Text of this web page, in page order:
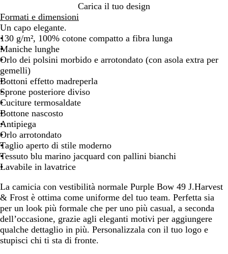
/
B
i
a
n
c
o
Carica il tuo design
Formati e dimensioni
Un capo elegante.
130 g/m², 100% cotone compatto a fibra lunga
Maniche lunghe
Orlo dei polsini morbido e arrotondato (con asola extra per
gemelli)
Bottoni effetto madreperla
Sprone posteriore diviso
Cuciture termosaldate
Bottone nascosto
Antipiega
Orlo arrotondato
Taglio aperto di stile moderno
Tessuto blu marino jacquard con pallini bianchi
Lavabile in lavatrice
La camicia con vestibilità normale Purple Bow 49 J.Harvest
& Frost è ottima come uniforme del tuo team. Perfetta sia
per un look più formale che per uno più casual, a seconda
dell’occasione, grazie agli eleganti motivi per aggiungere
qualche dettaglio in più. Personalizzala con il tuo logo e
stupisci chi ti sta di fronte.